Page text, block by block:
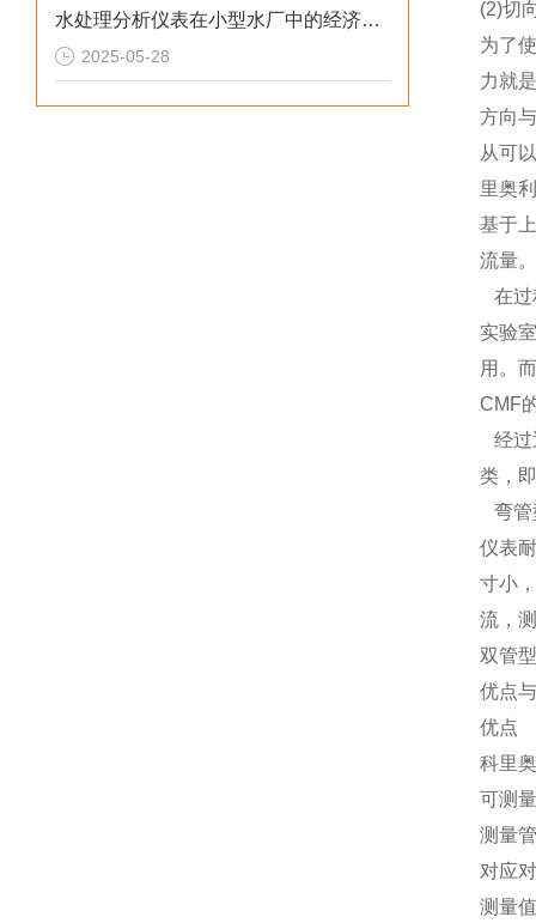
水处理分析仪表在小型水厂中的经济性分析
2025-05-28
(2)切
为了
力就
方向
从可
里奥
基于
流量。
在过
实验
用。
CMF
经过
类，
弯管
仪表
寸小
流，
双管
优点
优点
科里
可测
测量
对应
测量